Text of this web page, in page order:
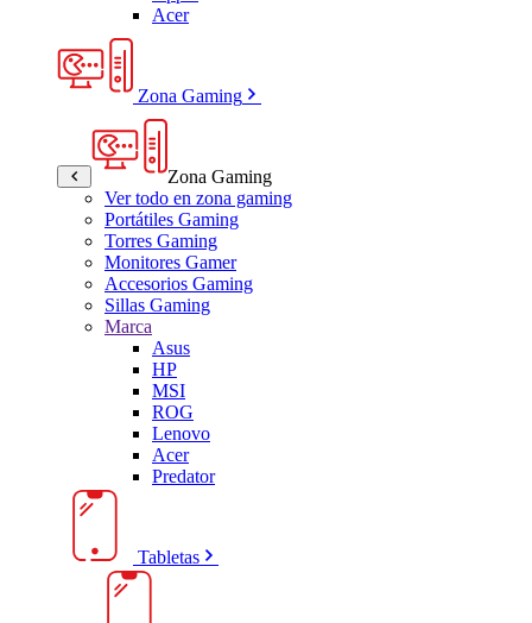
Acer
Zona Gaming
Zona Gaming
Ver todo en zona gaming
Portátiles Gaming
Torres Gaming
Monitores Gamer
Accesorios Gaming
Sillas Gaming
Marca
Asus
HP
MSI
ROG
Lenovo
Acer
Predator
Tabletas